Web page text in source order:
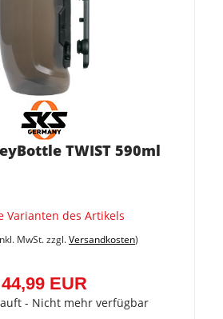
TWIST 590ml
Varianten des Artikels
MwSt. zzgl.Versandkosten)
44,99 EUR
- Nicht mehr verfügbar